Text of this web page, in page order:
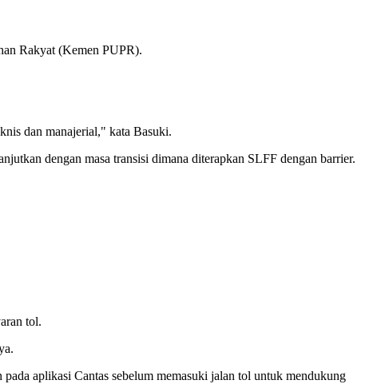
Rakyat (Kemen PUPR).
dan manajerial," kata Basuki.
dengan masa transisi dimana diterapkan SLFF dengan barrier.
tol.
aplikasi Cantas sebelum memasuki jalan tol untuk mendukung